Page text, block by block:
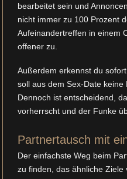
bearbeitet sein und
nicht immer zu 100 Prozent
Aufeinandertreffen in einem
offener zu.
Außerdem erkennst du
soll aus dem Sex-Date
Dennoch ist entscheidend,
vorherrscht und der Funke
Partnertausch mit
Der einfachste Weg beim
zu finden, das ähnliche